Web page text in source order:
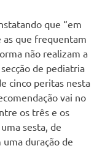
que “em
as que frequentam
não realizam a
de pediatria
cinco peritas nesta
vai no
os três e os
sesta, de
duração de